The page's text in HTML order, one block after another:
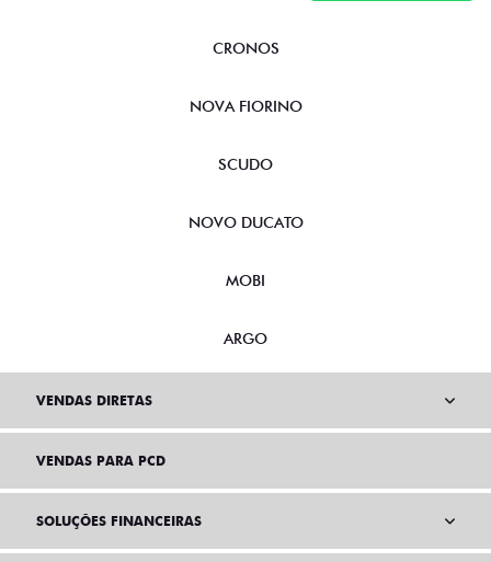
CRONOS
NOVA FIORINO
SCUDO
NOVO DUCATO
MOBI
ARGO
VENDAS DIRETAS
VENDAS PARA PCD
SOLUÇÕES FINANCEIRAS